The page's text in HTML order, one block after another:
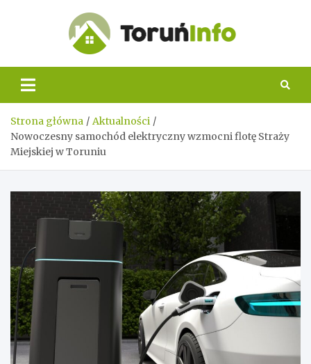
Info
Strona główna
Aktualności
Nowoczesny samochód elektryczny wzmocni flotę Straży
Miejskiej w Toruniu